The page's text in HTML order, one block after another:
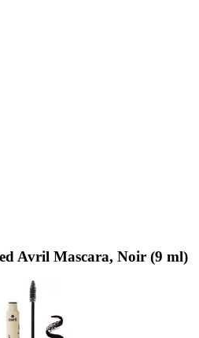
Avril Mascara, Noir (9 ml)